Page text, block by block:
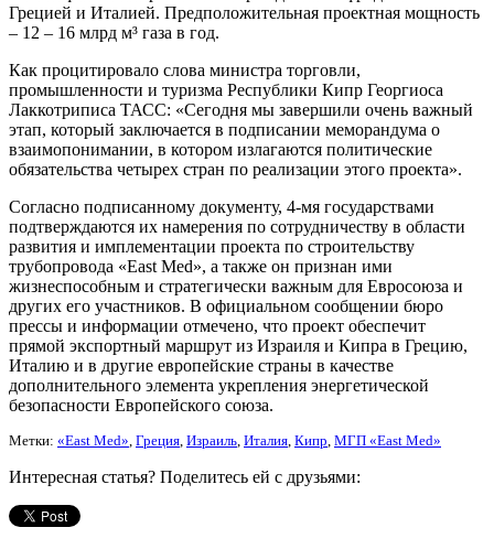
Грецией и Италией. Предположительная проектная мощность
– 12 – 16 млрд м³ газа в год.
Как процитировало слова министра торговли,
промышленности и туризма Республики Кипр Георгиоса
Лаккотриписа ТАСС: «Сегодня мы завершили очень важный
этап, который заключается в подписании меморандума о
взаимопонимании, в котором излагаются политические
обязательства четырех стран по реализации этого проекта».
Согласно подписанному документу, 4-мя государствами
подтверждаются их намерения по сотрудничеству в области
развития и имплементации проекта по строительству
трубопровода «East Med», а также он признан ими
жизнеспособным и стратегически важным для Евросоюза и
других его участников. В официальном сообщении бюро
прессы и информации отмечено, что проект обеспечит
прямой экспортный маршрут из Израиля и Кипра в Грецию,
Италию и в другие европейские страны в качестве
дополнительного элемента укрепления энергетической
безопасности Европейского союза.
Метки: «East Med», Греция, Израиль, Италия, Кипр, МГП «East Med»
Интересная статья? Поделитесь ей с друзьями: